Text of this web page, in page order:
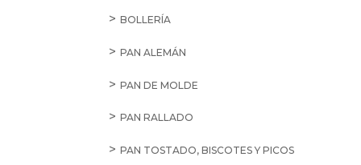
BOLLERÍA
PAN ALEMÁN
PAN DE MOLDE
PAN RALLADO
PAN TOSTADO, BISCOTES Y PICOS